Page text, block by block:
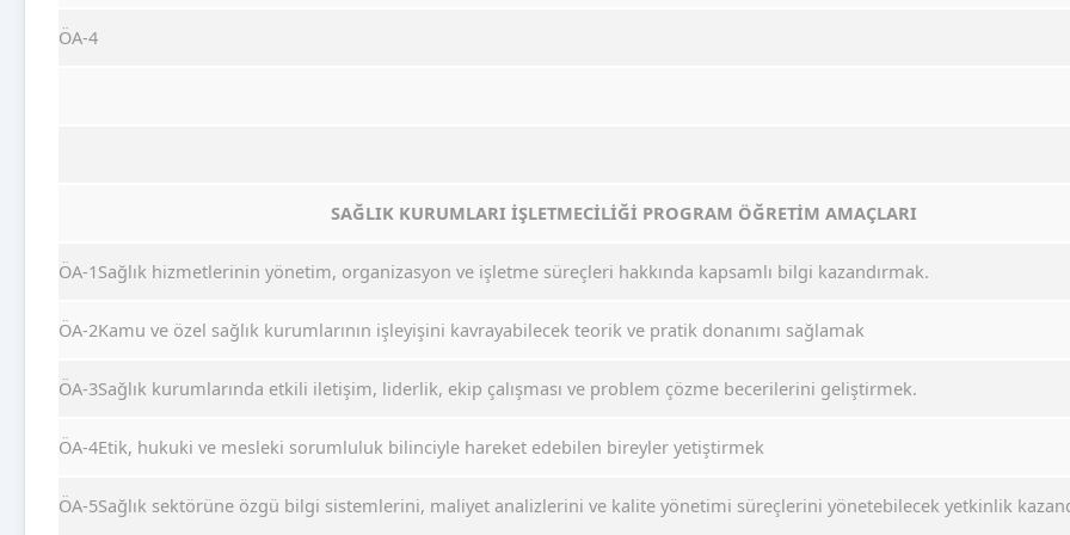
ÖA-4
SAĞLIK KURUMLARI İŞLETMECİLİĞİ PROGRAM ÖĞRETİM AMAÇLARI
ÖA-1Sağlık hizmetlerinin yönetim, organizasyon ve işletme süreçleri hakkında kapsamlı bilgi kazandırmak.
ÖA-2Kamu ve özel sağlık kurumlarının işleyişini kavrayabilecek teorik ve pratik donanımı sağlamak
ÖA-3Sağlık kurumlarında etkili iletişim, liderlik, ekip çalışması ve problem çözme becerilerini geliştirmek.
ÖA-4Etik, hukuki ve mesleki sorumluluk bilinciyle hareket edebilen bireyler yetiştirmek
ÖA-5Sağlık sektörüne özgü bilgi sistemlerini, maliyet analizlerini ve kalite yönetimi süreçlerini yönetebilecek yetkinlik